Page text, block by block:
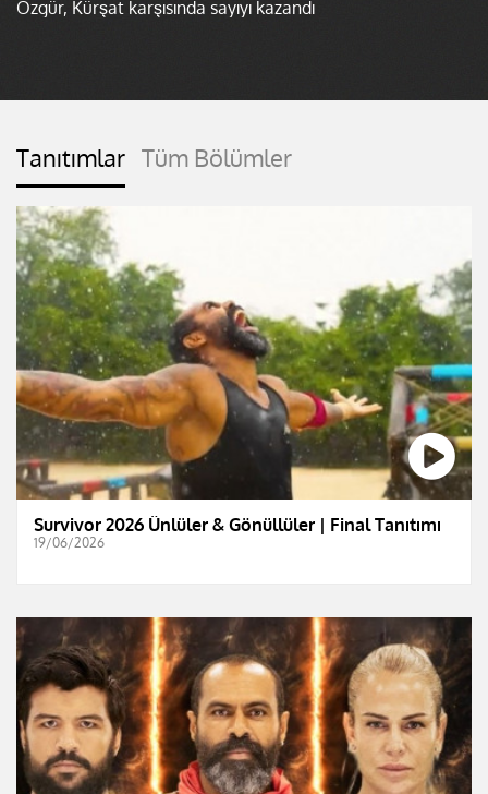
Özgür, Kürşat karşısında sayıyı kazandı
Tanıtımlar Tüm Bölümler
Survivor 2026 Ünlüler & Gönüllüler | Final Tanıtımı
19/06/2026